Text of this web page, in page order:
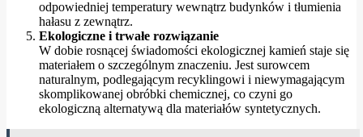
odpowiedniej temperatury wewnątrz budynków i tłumienia
hałasu z zewnątrz.
Ekologiczne i trwałe rozwiązanie
W dobie rosnącej świadomości ekologicznej kamień staje się
materiałem o szczególnym znaczeniu. Jest surowcem
naturalnym, podlegającym recyklingowi i niewymagającym
skomplikowanej obróbki chemicznej, co czyni go
ekologiczną alternatywą dla materiałów syntetycznych.